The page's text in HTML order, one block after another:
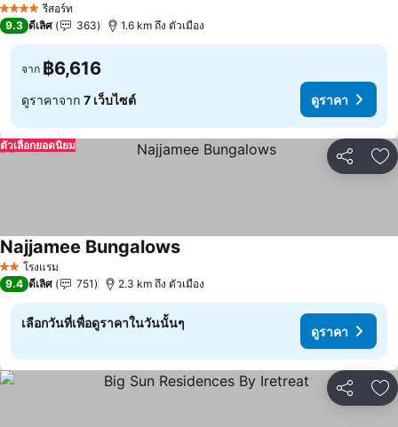
4 ดาว รีสอร์ท
9.3 ดีเลิศ 363 1.6 km ถึง ตัวเมือง
จาก ฿6,616
ดูราคาจาก 7 เว็บไซต์ ดูราคา
แชร์ เ
ตัวเลือกยอดนิยม
2 ดาวโรงแรม
Najjamee Bungalows
9.4 ดีเลิศ 751 2.3 km ถึง ตัวเมือง
เลือกวันที่เพื่อดูราคาในวันนั้นๆ
ดูราคา
แชร์ เ